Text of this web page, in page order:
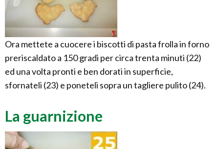
Ora mettete a cuocere i biscotti di pasta frolla in forno
preriscaldato a 150 gradi per circa trenta minuti (22)
ed una volta pronti e ben dorati in superficie,
sfornateli (23) e poneteli sopra un tagliere pulito (24).
La guarnizione